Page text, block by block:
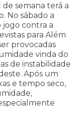
semana terá a
No sábado a
jogo contra a
para Além
provocadas
vinda do
de instabilidade
Após um
e tempo seco,